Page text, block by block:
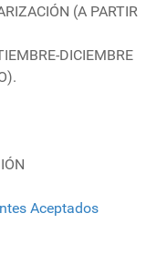
(A PARTIR
DICIEMBRE
Aceptados